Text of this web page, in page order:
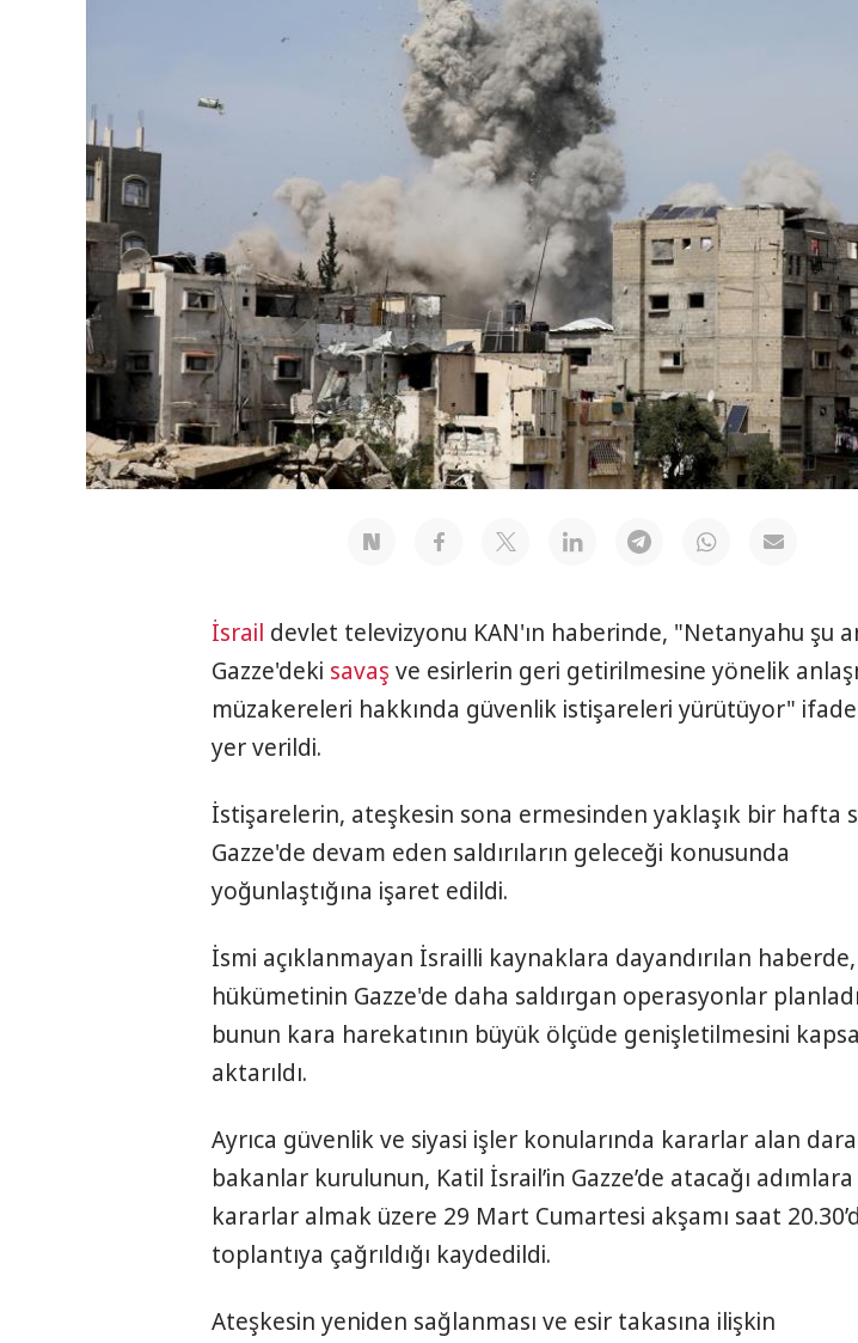
İsrail devlet televizyonu KAN'ın haberinde, "Netanyahu şu
Gazze'deki savaş ve esirlerin geri getirilmesine yönelik
müzakereleri hakkında güvenlik istişareleri yürütüyor"
yer verildi.
İstişarelerin, ateşkesin sona ermesinden yaklaşık bir hafta
Gazze'de devam eden saldırıların geleceği konusunda
yoğunlaştığına işaret edildi.
İsmi açıklanmayan İsrailli kaynaklara dayandırılan
hükümetinin Gazze'de daha saldırgan operasyonlar
bunun kara harekatının büyük ölçüde genişletilmesini
aktarıldı.
Ayrıca güvenlik ve siyasi işler konularında kararlar alan
bakanlar kurulunun, Katil İsrail’in Gazze’de atacağı
kararlar almak üzere 29 Mart Cumartesi akşamı saat
toplantıya çağrıldığı kaydedildi.
Ateşkesin yeniden sağlanması ve esir takasına ilişkin